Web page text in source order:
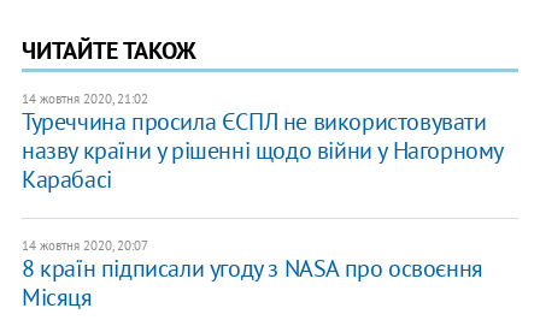
ЧИТАЙТЕ ТАКОЖ
14 жовтня 2020, 21:02
Туреччина просила ЄСПЛ не використовувати
назву країни у рішенні щодо війни у Нагорному
Карабасі
14 жовтня 2020, 20:07
8 країн підписали угоду з NASA про освоєння
Місяця